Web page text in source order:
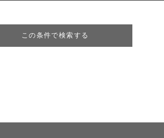
この条件で検索する